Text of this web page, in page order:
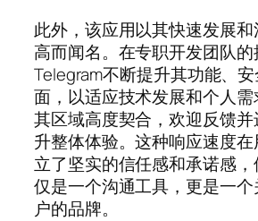
此外，该应用以其快速发展
高而闻名。在专职开发团队的
Telegram不断提升其功能、
面，以适应技术发展和个人
其区域高度契合，欢迎反馈
升整体体验。这种响应速度
立了坚实的信任感和承诺感，
仅是一个沟通工具，更是一
户的品牌。